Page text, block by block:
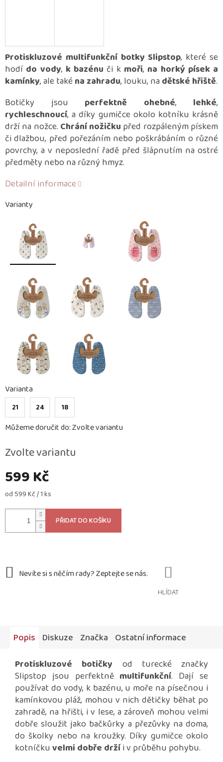
599 Kč
Měrná
od 599 Kč / 1 ks
Zvolte variantu
Varianty
Varianta
21 24 18
Můžeme doručit do:Zvolte variantu
PŘIDAT DO KOŠÍKU
Protiskluzové multifunkční botky Slipstop, které se
hodí do vody, k bazénu či k moři, na horký písek a
kamínky, ale také na zahradu, louku, nadětské hřiště.
Botičky jsou perfektně ohebné, lehké,
rychleschnoucí, a díky gumičce okolo kotníku krásně
drží na nožce. Chrání nožičku před rozpáleným pískem
či dlažbou, před pořezáním nebo poškrábáním o různé
povrchy, a v neposlední řadě před šlápnutím na ostré
předměty nebo na různý hmyz.
Detailní informace
HLÍDAT
Popis Diskuze Značka Ostatní informace
Protiskluzové botičky od turecké značky
Slipstop jsou perfektně multifunkční. Dají se
používat do vody, k bazénu, u moře na písečnou i
kamínkovou pláž, mohou v nich dětičky běhat po
zahradě, na hřišti, i v lese, a zároveň mohou velmi
dobře sloužit jako bačkůrky a přezůvky na doma,
do školky nebo na kroužky. Díky gumičce okolo
kotníčkuvelmi dobře držíi v průběhu pohybu.